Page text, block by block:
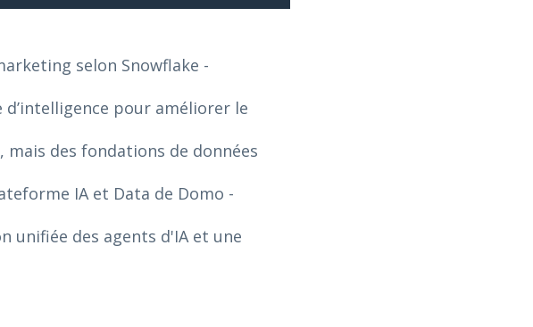
selon Snowflake -
d’intelligence pour améliorer le
mais des fondations de données
IA et Data de Domo -
unifiée des agents d'IA et une